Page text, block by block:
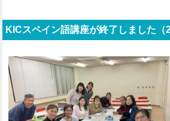
KICスペイン語講座が終了しました（